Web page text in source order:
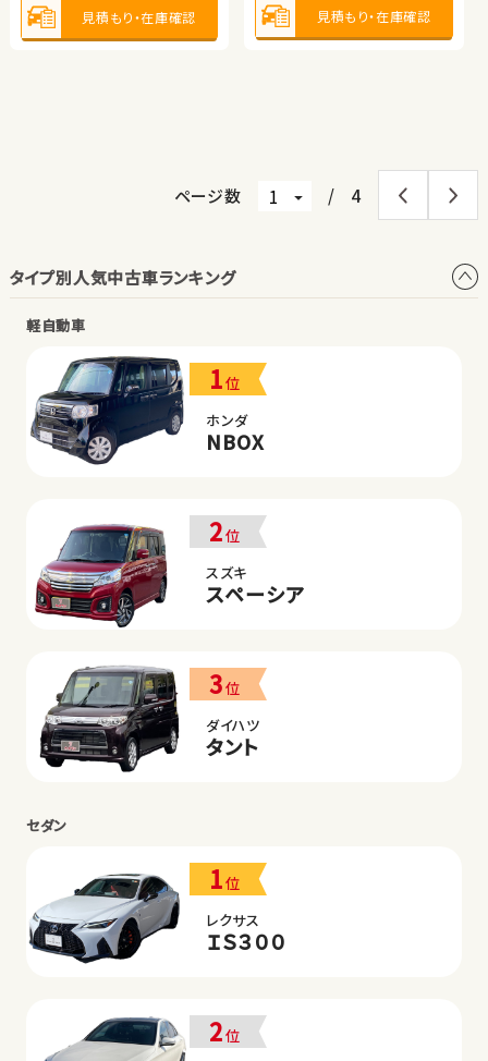
見積もり・在庫確認 見積もり・在庫確認
保証 あり 住所 岩手県
年式 2022年 走行 70,400km
保証 なし 住所 長野県
年式 2016年 走行 45,100km
見積もり・在庫確認
ページ数 / 4
タイプ別人気中古車ランキング
軽自動車
1位
ホンダ
NBOX
2位
スズキ
スペーシア
3位
ダイハツ
タント
セダン
1位
レクサス
ＩＳ３００
2位